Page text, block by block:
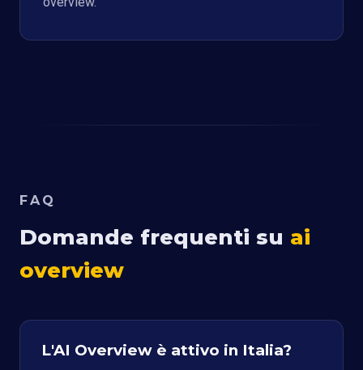
FAQ
Domande frequenti su ai
overview
L'AI Overview è attivo in Italia?